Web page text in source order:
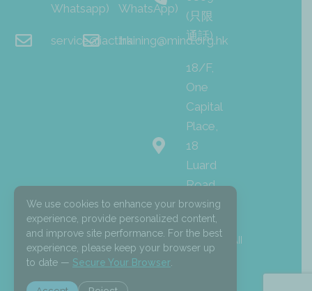
Whatsapp)
service@iact.hk
WhatsApp)
training@mind.org.hk
(只限
通話)
18/F,
One
Capital
Place,
18
Luard
Road,
Wan
Chai
I
n
s
F
a
c
L
i
n
© 2026 Mind HK. All
Rights Reserved.
We use cookies to enhance your browsing
experience, provide personalized content,
and improve site performance. For the best
experience, please keep your browser up
to date — Secure Your Browser